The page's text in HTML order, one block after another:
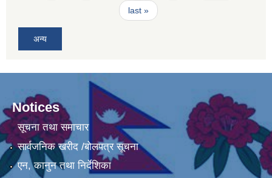
last »
अन्य
Notices
सूचना तथा समाचार
सार्वजनिक खरीद /बोलपत्र सूचना
एन, कानुन तथा निर्देशिका